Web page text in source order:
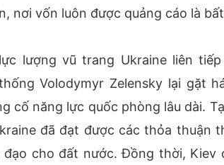
nơi vốn luôn được quảng cáo là
lượng vũ trang Ukraine liên
Volodymyr Zelensky lại gặt
cố năng lực quốc phòng lâu dài.
đã đạt được các thỏa thuận
đạo cho đất nước. Đồng thời,